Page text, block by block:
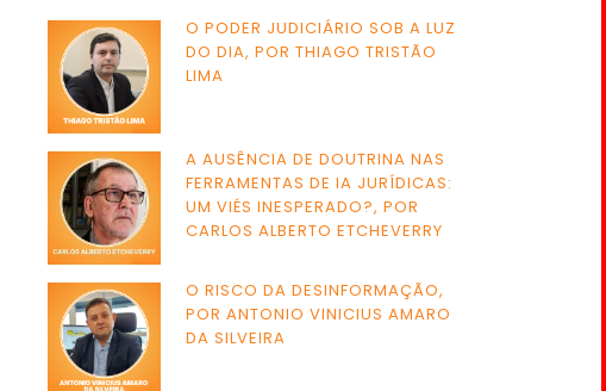
O PODER JUDICIÁRIO SOB A LUZ
DO DIA, POR THIAGO TRISTÃO
LIMA
A AUSÊNCIA DE DOUTRINA NAS
FERRAMENTAS DE IA JURÍDICAS:
UM VIÉS INESPERADO?, POR
CARLOS ALBERTO ETCHEVERRY
O RISCO DA DESINFORMAÇÃO,
POR ANTONIO VINICIUS AMARO
DA SILVEIRA